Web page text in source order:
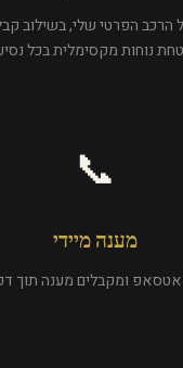
הפרטי שלי, בשילוב
נוחות מקסימלית בכל
📞
מענה מיידי
ומקבלים מענה תוך